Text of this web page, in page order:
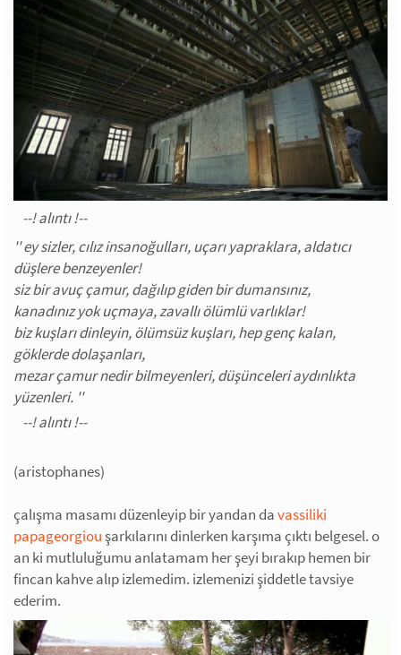
'' ey sizler, cılız insanoğulları, uçarı yapraklara, aldatıcı
düşlere benzeyenler!
siz bir avuç çamur, dağılıp giden bir dumansınız,
kanadınız yok uçmaya, zavallı ölümlü varlıklar!
biz kuşları dinleyin, ölümsüz kuşları, hep genç kalan,
göklerde dolaşanları,
mezar çamur nedir bilmeyenleri, düşünceleri aydınlıkta
yüzenleri. ''
(aristophanes)
çalışma masamı düzenleyip bir yandan davassiliki
papageorgiouşarkılarını dinlerken karşıma çıktı belgesel. o
an ki mutluluğumu anlatamam her şeyi bırakıp hemen bir
fincan kahve alıp izlemedim. izlemenizi şiddetle tavsiye
ederim.